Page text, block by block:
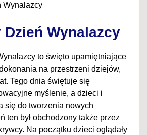
Wynalazcy
Dzień Wynalazcy
to święto upamiętniające
na przestrzeni dziejów,
Tego dnia świętuje się
myślenie, a dzieci i
się do tworzenia nowych
ten był obchodzony także przez
Na początku dzieci oglądały